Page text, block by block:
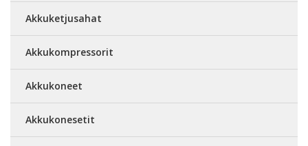
Akkuketjusahat
Akkukompressorit
Akkukoneet
Akkukonesetit